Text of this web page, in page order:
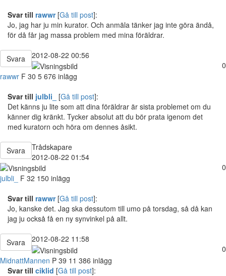
Svar till rawwr[Gå till post]:
Jo, jag har ju min kurator. Och anmäla tänker jag inte göra ändå,
för då får jag massa problem med mina föräldrar.
Svara
2012-08-22 00:56
0
rawwr F 30 5 676 inlägg
Svar till julbli_ [Gå till post]:
Det känns ju lite som att dina föräldrar är sista problemet om du
känner dig kränkt. Tycker absolut att du bör prata igenom det
med kuratorn och höra om dennes åsikt.
Svara
Trådskapare
2012-08-22 01:54
0
julbli_
F 32 150 inlägg
Svar till rawwr[Gå till post]:
Jo, kanske det. Jag ska dessutom till umo på torsdag, så då kan
jag ju också få en ny synvinkel på allt.
Svara
2012-08-22 11:58
0
MidnattMannen P 39 11 386 inlägg
Svar till ciklid [Gå till post]: